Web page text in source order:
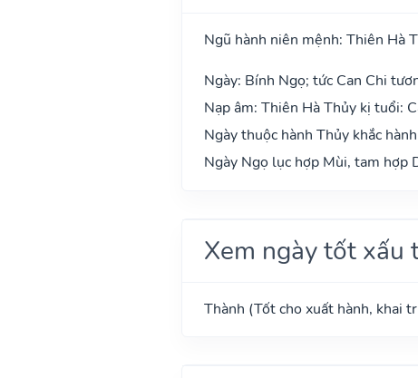
Ngũ hành niên mệnh: Thiên Hà
Ngày: Bính Ngọ; tức Can Chi
Nạp âm: Thiên Hà Thủy kị tuổi:
Ngày thuộc hành Thủy khắc
Ngày Ngọ lục hợp Mùi, tam hợp
Xem ngày tốt
Thành (Tốt cho xuất hành, khai